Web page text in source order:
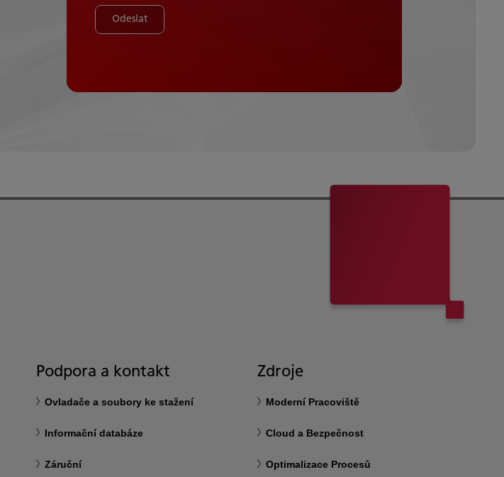
Odeslat
Podpora a kontakt
Ovladače a soubory ke stažení
Informační databáze
Záruční
Zdroje
Moderní Pracoviště
Cloud a Bezpečnost
Optimalizace Procesů